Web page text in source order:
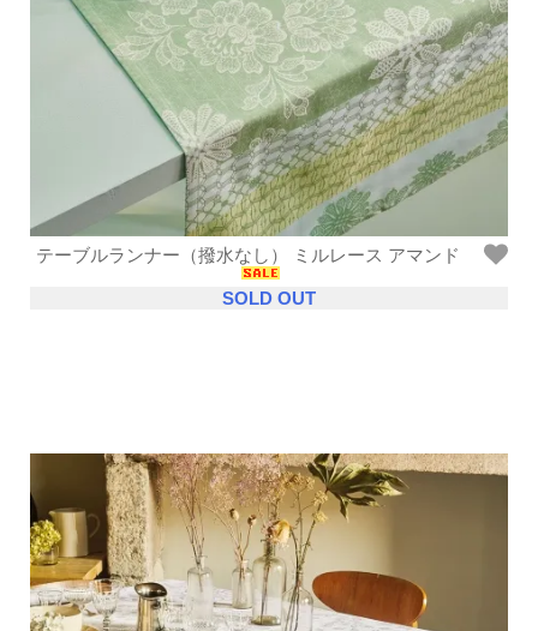
テーブルランナー（撥水なし） ミルレース アマンド
SOLD OUT